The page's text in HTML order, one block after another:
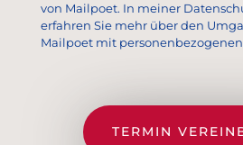
von Mailpoet. In meiner
erfahren Sie mehr über den
Mailpoet mit
TERMIN